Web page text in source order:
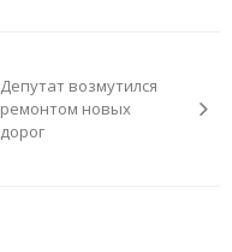
Депутат возмутился
ремонтом новых
дорог